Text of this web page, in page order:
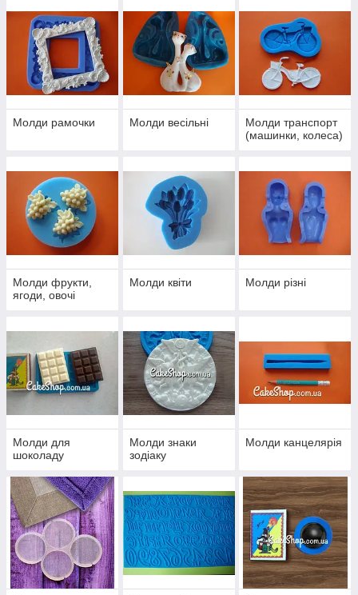
Молди рамочки Молди весільні
Молди транспорт
(машинки, колеса)
Молди фрукти,
ягоди, овочі
Молди квіти Молди різні
Молди для
шоколаду
Молди знаки
зодіаку
Молди канцелярія